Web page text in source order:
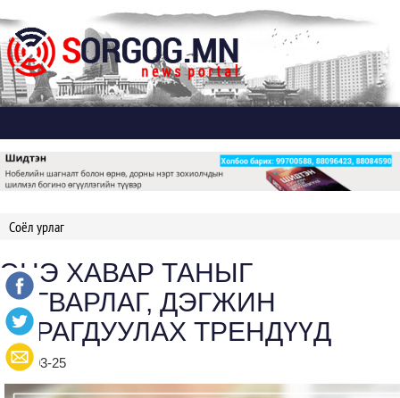
Соёл урлаг
ЭНЭ ХАВАР ТАНЫГ
ЗАГВАРЛАГ, ДЭГЖИН
ХАРАГДУУЛАХ ТРЕНДҮҮД
2024-03-25